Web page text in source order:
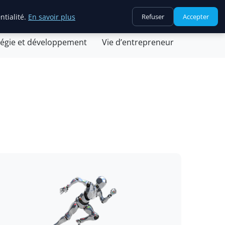
et technologie Juridique et fiscalité
et développement Vie d’entrepreneur
En savoir plus Refuser Accepter